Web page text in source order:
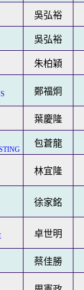
吳弘裕
吳弘裕
朱柏穎
鄭福炯
葉慶隆
包蒼龍
林宜隆
徐家銘
卓世明
蔡佳勝